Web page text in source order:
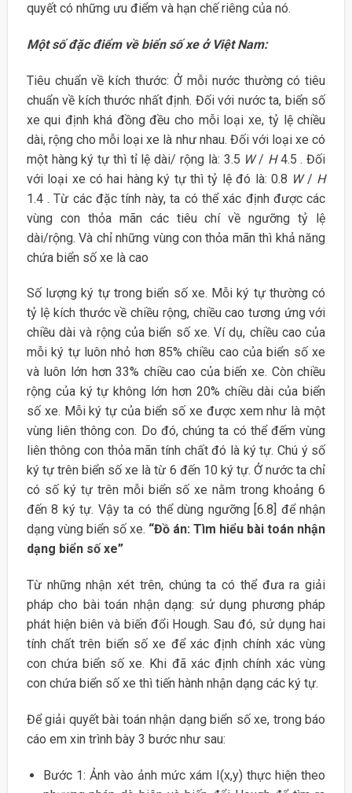
quyết có những ưu điểm và hạn chế riêng của nó.
Một số đặc điểm về biển số xe ở Việt Nam:
Tiêu chuẩn về kích thước: Ở mỗi nước thường có tiêu
chuẩn về kích thước nhất định. Đối với nước ta, biển số
xe qui định khá đồng đều cho mỗi loại xe, tỷ lệ chiều
dài, rộng cho mỗi loại xe là như nhau. Đối với loại xe có
một hàng ký tự thì tỉ lệ dài/ rộng là: 3.5 W/ H4.5 . Đối
với loại xe có hai hàng ký tự thì tỷ lệ đó là: 0.8 W/ H
1.4 . Từ các đặc tính này, ta có thể xác định được các
vùng con thỏa mãn các tiêu chí về ngưỡng tỷ lệ
dài/rộng. Và chỉ những vùng con thỏa mãn thì khả năng
chứa biển số xe là cao
Số lượng ký tự trong biển số xe. Mỗi ký tự thường có
tỷ lệ kích thước về chiều rộng, chiều cao tương ứng với
chiều dài và rộng của biển số xe. Ví dụ, chiều cao của
mỗi ký tự luôn nhỏ hơn 85% chiều cao của biển số xe
và luôn lớn hơn 33% chiều cao của biến xe. Còn chiều
rộng của ký tự không lớn hơn 20% chiều dài của biển
số xe. Mỗi ký tự của biển số xe được xem như là một
vùng liên thông con. Do đó, chúng ta có thể đếm vùng
liên thông con thỏa mãn tính chất đó là ký tự. Chú ý số
ký tự trên biển số xe là từ 6 đến 10 ký tự. Ở nước ta chỉ
có số ký tự trên mỗi biển số xe nằm trong khoảng 6
đến 8 ký tự. Vậy ta có thể dùng ngưỡng [6.8] để nhận
dạng vùng biển số xe. “Đồ án: Tìm hiểu bài toán nhận
dạng biển số xe”
Từ những nhận xét trên, chúng ta có thể đưa ra giải
pháp cho bài toán nhận dạng: sử dụng phương pháp
phát hiện biên và biến đổi Hough. Sau đó, sử dụng hai
tính chất trên biển số xe để xác định chính xác vùng
con chứa biển số xe. Khi đã xác định chính xác vùng
con chứa biển số xe thì tiến hành nhận dạng các ký tự.
Để giải quyết bài toán nhận dạng biển số xe, trong báo
cáo em xin trình bày 3 bước như sau:
Bước 1: Ảnh vào ảnh mức xám I(x,y) thực hiện theo